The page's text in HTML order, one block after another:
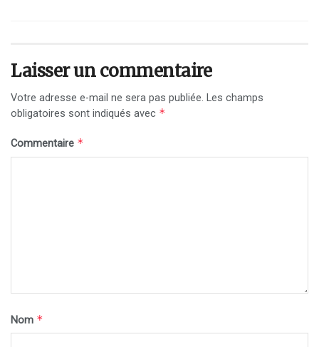
Laisser un commentaire
Votre adresse e-mail ne sera pas publiée. Les champs
obligatoires sont indiqués avec *
Commentaire *
Nom *